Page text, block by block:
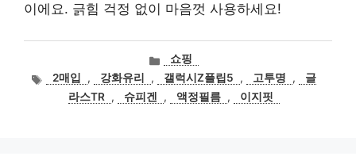
이에요. 긁힘 걱정 없이 마음껏 사용하세요!
카
테
고
리
쇼핑
태2매입 , 강화유리 , 갤럭시Z플립5 , 고투명 ,
글
라스TR
, 슈피겐 , 액정필름 , 이지핏